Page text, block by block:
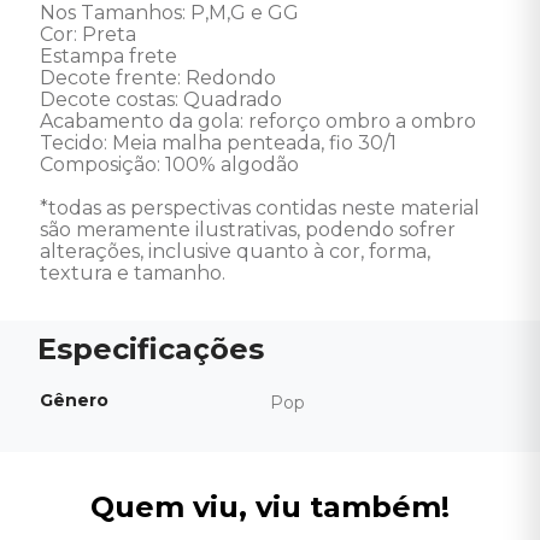
Nos Tamanhos: P,M,G e GG
Cor: Preta
Estampa frete
Decote frente: Redondo
Decote costas: Quadrado
Acabamento da gola: reforço ombro a ombro
Tecido: Meia malha penteada, fio 30/1
Composição: 100% algodão
*todas as perspectivas contidas neste material
são meramente ilustrativas, podendo sofrer
alterações, inclusive quanto à cor, forma,
textura e tamanho.
Gênero Pop
Quem viu, viu também!